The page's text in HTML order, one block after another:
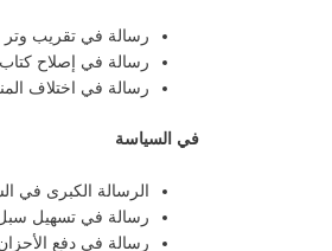
رسالة في تقريب وتر
رسالة في إصلاح
رسالة في اختلاف
في السياسة
الرسالة الكبرى في
رسالة في تسهيل
رسالة في دفع